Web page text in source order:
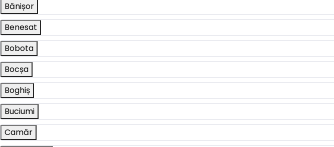
Bănișor
Benesat
Bobota
Bocșa
Boghiș
Buciumi
Camăr